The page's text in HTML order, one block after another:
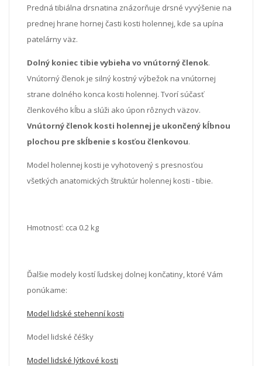
Predná tibiálna drsnatina znázorňuje drsné vyvýšenie na
prednej hrane hornej časti kosti holennej, kde sa upína
patelárny väz.
Dolný koniec tibie vybieha vo vnútorný členok.
Vnútorný členok je silný kostný výbežok na vnútornej
strane dolného konca kosti holennej. Tvorí súčasť
členkového kĺbu a slúži ako úpon rôznych väzov.
Vnútorný členok kosti holennej je ukončený kĺbnou
plochou pre skĺbenie s kosťou členkovou.
Model holennej kosti je vyhotovený s presnosťou
všetkých anatomických štruktúr holennej kosti - tibie.
Hmotnosť: cca 0.2 kg
Ďalšie modely kostí ľudskej dolnej končatiny, ktoré Vám
ponúkame:
Model lidské stehenní kosti
Model lidské čéšky
Model lidské lýtkové kosti